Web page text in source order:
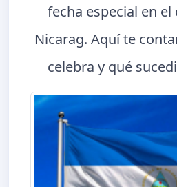
fecha especial en
Nicarag. Aquí te
celebra y qué